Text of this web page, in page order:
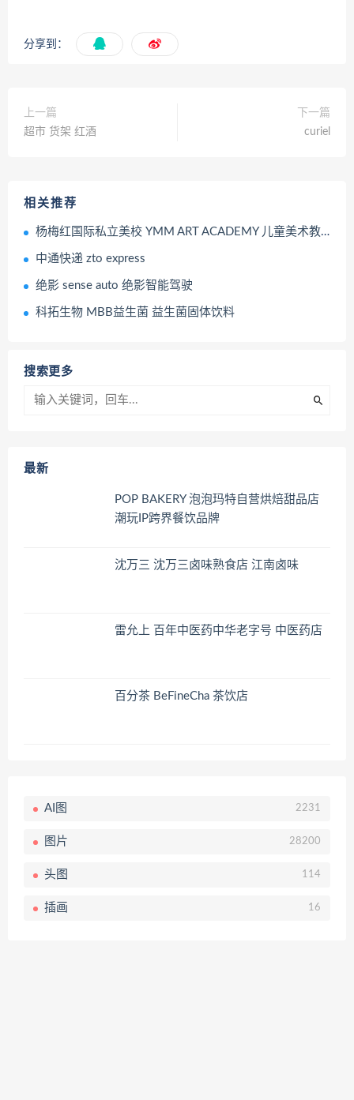
分享到：
上一篇
超市 货架 红酒
下一篇
curiel
相关推荐
杨梅红国际私立美校 YMM ART ACADEMY 儿童美术教育培训机构
中通快递 zto express
绝影 sense auto 绝影智能驾驶
科拓生物 MBB益生菌 益生菌固体饮料
搜索更多
最新
POP BAKERY 泡泡玛特自营烘焙甜品店
潮玩IP跨界餐饮品牌
沈万三 沈万三卤味熟食店 江南卤味
雷允上 百年中医药中华老字号 中医药店
百分茶 BeFineCha 茶饮店
AI图 2231
图片 28200
头图 114
插画 16